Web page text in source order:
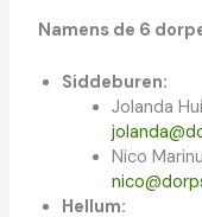
Namens de 6
Siddeburen:
Jolanda
Nico
Hellum: